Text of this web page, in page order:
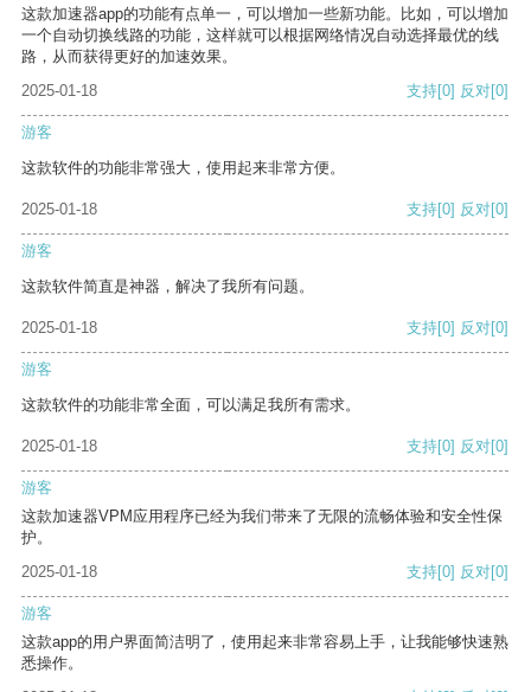
这款加速器app的功能有点单一，可以增加一些新功能。比如，可以增加
一个自动切换线路的功能，这样就可以根据网络情况自动选择最优的线
路，从而获得更好的加速效果。
2025-01-18
支持[0] 反对[0]
游客
这款软件的功能非常强大，使用起来非常方便。
2025-01-18 支持[0] 反对[0]
游客
这款软件简直是神器，解决了我所有问题。
2025-01-18 支持[0] 反对[0]
游客
这款软件的功能非常全面，可以满足我所有需求。
2025-01-18 支持[0] 反对[0]
游客
这款加速器VPM应用程序已经为我们带来了无限的流畅体验和安全性保
护。
2025-01-18
支持[0] 反对[0]
游客
这款app的用户界面简洁明了，使用起来非常容易上手，让我能够快速熟
悉操作。